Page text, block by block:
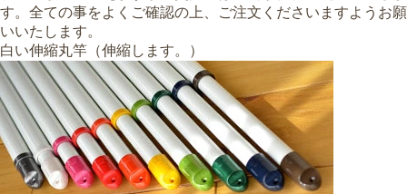
す。 全ての事をよくご確認の上、
ご注文くださいますようお願
いいたします。
白い伸縮丸竿（伸縮します。）